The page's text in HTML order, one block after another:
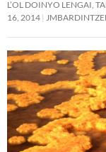
L’OL DOINYO LENGAI,
16, 2014